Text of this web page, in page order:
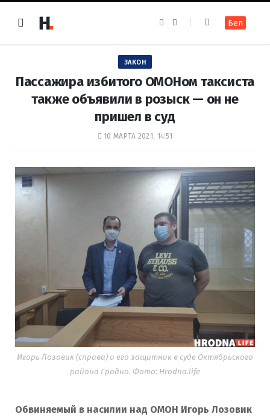
e
k
t
a
m
Бел
ЗАКОН
Пассажира избитого ОМОНом таксиста
также объявили в розыск — он не
пришел в суд
10 МАРТА 2021, 14:51
Игорь Лозовик (справа) и его защитник в суде Октябрьского
района Гродно. Фото: Hrodna.life
Обвиняемый в насилии над ОМОН Игорь Лозовик